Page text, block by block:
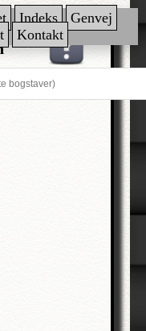
Indeks
Genvej
Kontakt